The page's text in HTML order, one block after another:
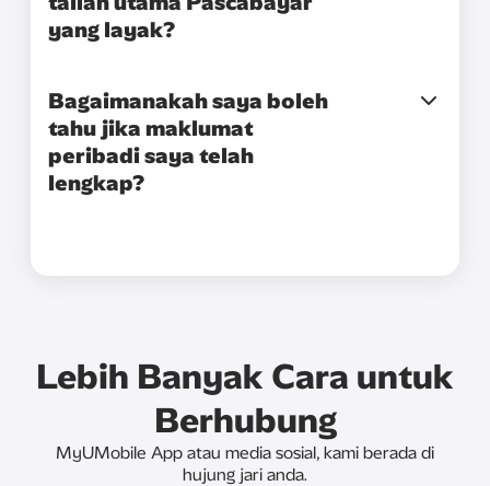
yang layak?
Bagaimanakah saya boleh
tahu jika maklumat
peribadi saya telah
lengkap?
Lebih Banyak Cara untuk
Berhubung
MyUMobile App atau media sosial, kami berada di
hujung jari anda.